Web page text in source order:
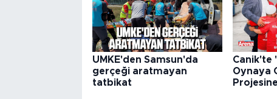
UMKE'den Samsun'da
gerçeği aratmayan
tatbikat
Canik'te
Oynaya